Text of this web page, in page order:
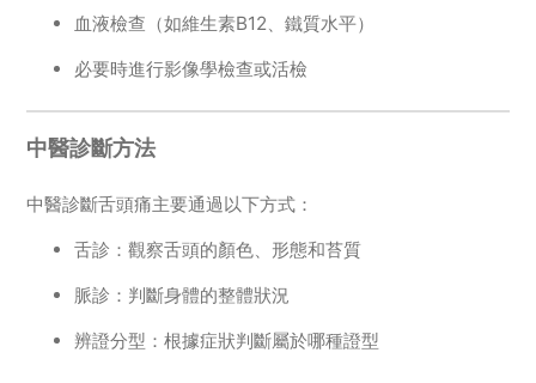
血液檢查（如維生素B12、鐵質水平）
必要時進行影像學檢查或活檢
中醫診斷方法
中醫診斷舌頭痛主要通過以下方式：
舌診：觀察舌頭的顏色、形態和苔質
脈診：判斷身體的整體狀況
辨證分型：根據症狀判斷屬於哪種證型